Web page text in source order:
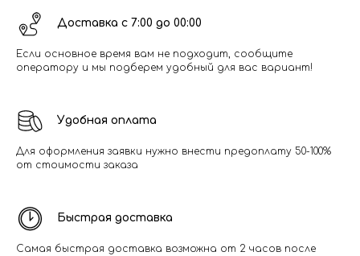
Доставка с 7:00 до 00:00
Если основное время вам не подходит, сообщите
оператору и мы подберем удобный для вас вариант!
Удобная оплата
Для оформления заявки нужно внести предоплату 50-100%
от стоимости заказа
Быстрая доставка
Самая быстрая доставка возможна от 2 часов после